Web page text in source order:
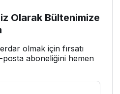
Olarak Bültenimize
olmak için fırsatı
posta aboneliğini hemen